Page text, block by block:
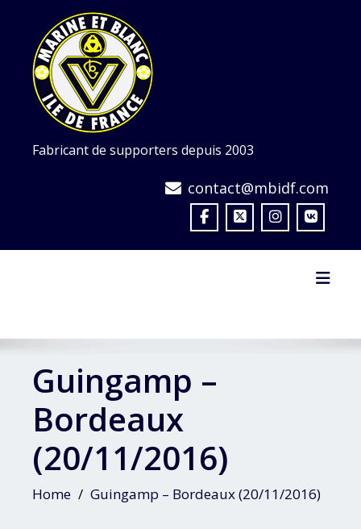
content
Fabricant de supporters depuis 2003
contact@mbidf.com
Guingamp –
Bordeaux
(20/11/2016)
Home Guingamp – Bordeaux (20/11/2016)